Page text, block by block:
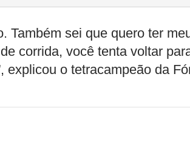
Também sei que quero ter
corrida, você tenta voltar
explicou o tetracampeão da